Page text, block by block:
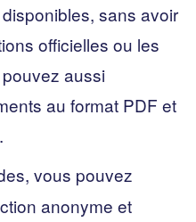
sans avoir
officielles ou les
aussi
au format PDF et
vous pouvez
anonyme et